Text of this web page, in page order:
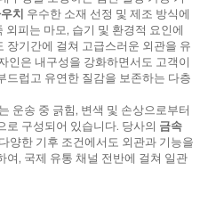
치 우수한 소재 선정 및 제조 방식에
피는 마모, 습기 및 환경적 요인에
장기간에 걸쳐 고급스러운 외관을 유
인은 내구성을 강화하면서도 고객이
드럽고 유연한 질감을 보존하는 다층
운송 중 긁힘, 변색 및 손상으로부터
로 구성되어 있습니다. 당사의 금속
양한 기후 조건에서도 외관과 기능을
여, 국제 유통 채널 전반에 걸쳐 일관